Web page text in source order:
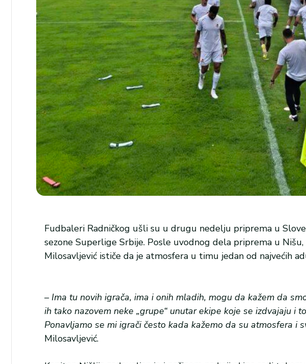
Fudbaleri Radničkog ušli su u drugu nedelju priprema u
sezone Superlige Srbije. Posle uvodnog dela priprema u
Milosavljević ističe da je atmosfera u timu jedan od najvećih
– Ima tu novih igrača, ima i onih mladih, mogu da kažem da
ih tako nazovem neke „grupe“ unutar ekipe koje se izdvajaju i
Ponavljamo se mi igrači često kada kažemo da su atmosfera i
Milosavljević.